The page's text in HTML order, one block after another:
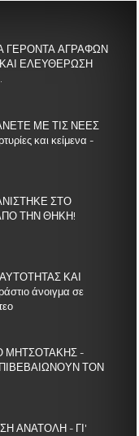
ΓΕΡΟΝΤΑ ΑΓΡΑΦΩΝ
ΕΛΕΥΘΕΡΩΣΗ
ΜΕ ΤΙΣ ΝΕΕΣ
και κείμενα -
ΣΤΟ
ΤΗΝ ΘΗΚΗ!
ΚΑΙ
άνοιγμα σε
ΜΗΤΣΟΤΑΚΗΣ -
ΤΟΝ
ΑΝΑΤΟΛΗ - ΓΙ'